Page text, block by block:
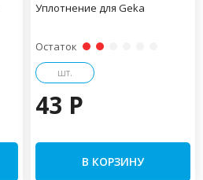
Уплотнение для Geka
Остаток
шт.
43 P
В КОРЗИНУ